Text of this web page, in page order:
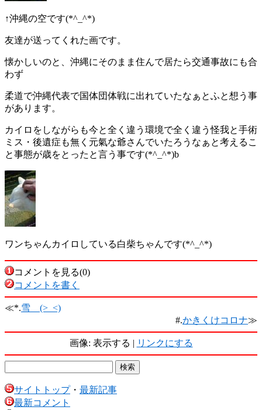
↑沖縄の空です(*^_^*)
友達が送ってくれた画です。
懐かしいのと、沖縄にそのまま住んで居たら交通事故にも合
わず
柔道で沖縄代表で国体団体戦に出れていたなぁとふと想う事
があります。
カイロをしながらも今と全く違う環境で全く違う怪我と手術
ミス・後遺症も無く元氣な爺さんでいたろうなぁと考えるこ
と事態が歳をとったと言う事です(*^_^*)b
ワンちゃんカイロしている白柴ちゃんです(*^_^*)
コメントを見る(0)
コメントを書く
≪*.雪 (>_<)
#.かきくけコロナ≫
画像: 表示する | リンクにする
サイトトップ・ 最新記事
最新コメント